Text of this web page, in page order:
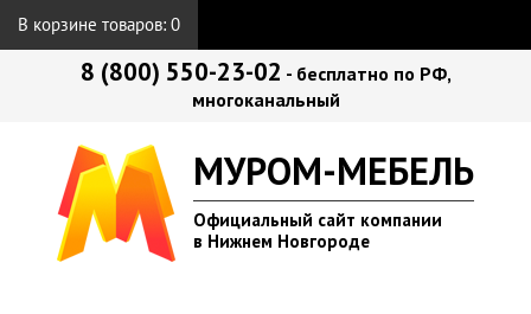
В корзине товаров: 0
8 (800) 550-23-02 - бесплатно по РФ,
многоканальный
МУРОМ-МЕБЕЛЬ
Официальный сайт компании
в Нижнем Новгороде